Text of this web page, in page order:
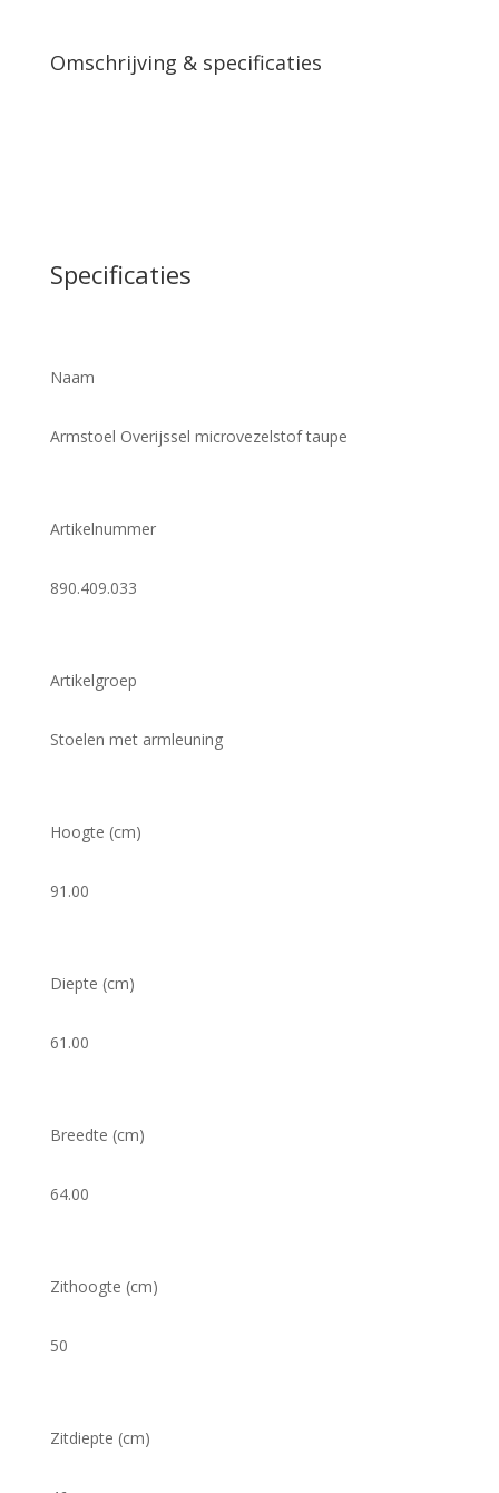
Omschrijving & specificaties
Specificaties
Naam
Armstoel Overijssel microvezelstof taupe
Artikelnummer
890.409.033
Artikelgroep
Stoelen met armleuning
Hoogte (cm)
91.00
Diepte (cm)
61.00
Breedte (cm)
64.00
Zithoogte (cm)
50
Zitdiepte (cm)